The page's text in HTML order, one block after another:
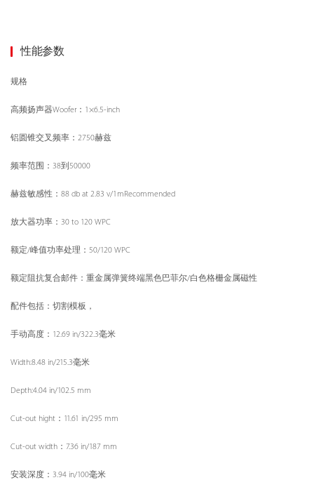
性能参数
规格
高频扬声器Woofer：1×6.5-inch
铝圆锥交叉频率：2750赫兹
频率范围：38到50000
赫兹敏感性：88 db at 2.83 v/1mRecommended
放大器功率：30 to 120 WPC
额定/峰值功率处理：50/120 WPC
额定阻抗复合邮件：重金属弹簧终端黑色巴菲尔/白色格栅金属磁性
配件包括：切割模板，
手动高度：12.69 in/322.3毫米
Width:8.48 in/215.3毫米
Depth:4.04 in/102.5 mm
Cut-out hight：11.61 in/295 mm
Cut-out width：7.36 in/187 mm
安装深度：3.94 in/100毫米